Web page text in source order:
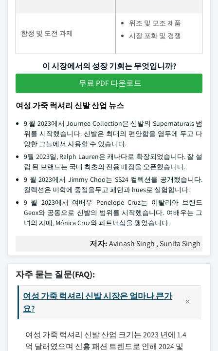
함정 및 도전 과제
위조 및 모조 제품
시장 포화 및 경쟁
이 시장에서의 성장 기회는 무엇입니까?
무료 PDF 다운로드
여성 가죽 럭셔리 신발 산업 뉴스
9 월 2023에서 Journee Collection은 신발의 Supernaturals 범
위를 시작했습니다. 신발은 최대의 편안함을 염두에 두고 다
양한 그늘에서 사용할 수 있습니다.
9월 2023일, Ralph Lauren은 캐나다로 확장되었습니다. 잘 설
립 된 브랜드는 국내 최초의 전용 매장을 오픈했습니다.
9 월 2023에서 Jimmy Choo는 SS24 컬렉션을 공개했습니다.
컬렉션은 미학에 중점을두고 패턴과 hues로 실험합니다.
9 월 2023에서 여배우 Penelope Cruz는 이탈리아 브랜드
Geox와 공동으로 신발의 범위를 시작했습니다. 여배우는 그
녀의 자매, Mónica Cruz와 파트너십을 맺었습니다.
저자:Avinash Singh , Sunita Singh
자주 묻는 질문(FAQ):
여성 가죽 럭셔리 신발 시장은 얼마나 큰가
요?
여성 가죽 럭셔리 신발 산업 크기는 2023 년에 1.4
억 달러였으며 신흥 패션 트렌드로 인해 2024 및